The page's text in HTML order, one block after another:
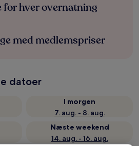
for hver overnatning
med medlemspriser
datoer
I morgen
7. aug. - 8. aug.
Næste weekend
14. aug. - 16. aug.